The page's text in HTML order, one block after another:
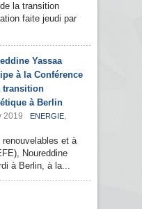
la transition
faite jeudi par
Yassaa
à la Conférence
transition
à Berlin
2019 ENERGIE,
et à
Noureddine
à Berlin, à la...